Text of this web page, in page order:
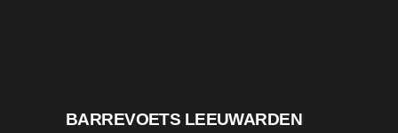
BARREVOETS LEEUWARDEN